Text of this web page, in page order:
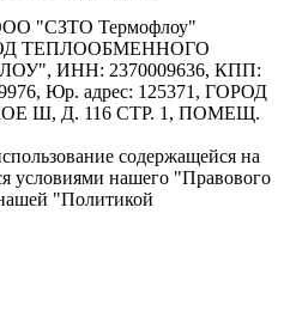
"СЗТО Термофлоу"
ТЕПЛООБМЕННОГО
ИНН: 2370009636, КПП:
Юр. адрес: 125371, ГОРОД
Ш, Д. 116 СТР. 1, ПОМЕЩ.
содержащейся на
условиями нашего "Правового
"Политикой